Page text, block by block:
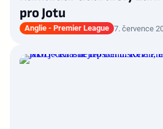
pro Jotu
Anglie - Premier League 7. července